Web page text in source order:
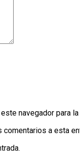
navegador para
a esta